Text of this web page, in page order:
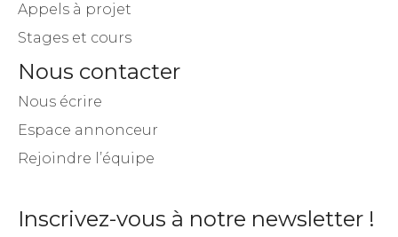
Appels à projet
Stages et cours
Nous contacter
Nous écrire
Espace annonceur
Rejoindre l’équipe
Inscrivez-vous à notre newsletter !